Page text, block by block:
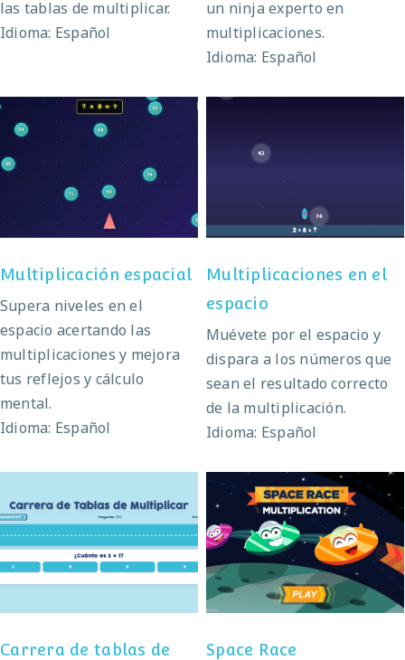
las tablas de multiplicar.
Idioma: Español
un ninja experto en
multiplicaciones.
Idioma: Español
espacial
Multiplicación espacial
Supera niveles en el
espacio acertando las
multiplicaciones y mejora
tus reflejos y cálculo
mental.
Idioma: Español
Multiplicaciones en el
espacio
Multiplicaciones en el
espacio
Muévete por el espacio y
dispara a los números que
sean el resultado correcto
de la multiplicación.
Idioma: Español
Carrera de tablas de
multiplicar
Carrera de tablas de
Space Race
Space Race